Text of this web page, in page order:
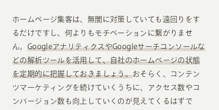
ホームページ集客は、無闇に対策していても遠回りをす
るだけですし、何よりもモチベーションに繋がりませ
ん。 GoogleアナリティクスやGoogleサーチコンソールな
どの解析ツールを活用して、自社のホームページの状態
を定期的に把握しておきましょう。おそらく、コンテン
ツマーケティングを続けていくうちに、アクセス数やコ
ンバージョン数も向上していくのが見えてくるはずで